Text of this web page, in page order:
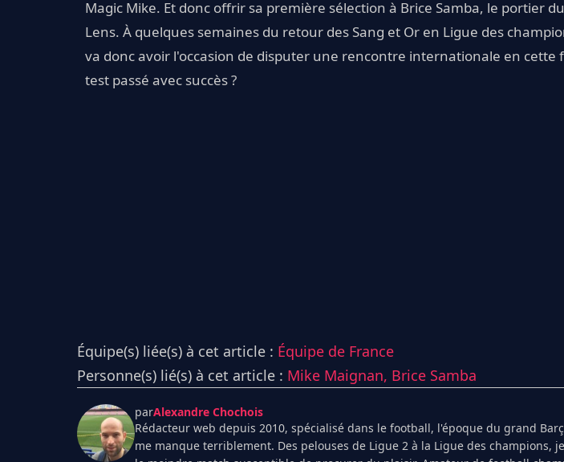
Magic Mike. Et donc offrir sa première sélection à Brice Samba, le portier
Lens. À quelques semaines du retour des Sang et Or en Ligue des
va donc avoir l'occasion de disputer une rencontre internationale en cette
test passé avec succès ?
Équipe(s) liée(s) à cet article : Équipe de France
Personne(s) lié(s) à cet article : Mike Maignan, Brice Samba
parAlexandre Chochois
Rédacteur web depuis 2010, spécialisé dans le football, l'époque du grand
me manque terriblement. Des pelouses de Ligue 2 à la Ligue des champions,